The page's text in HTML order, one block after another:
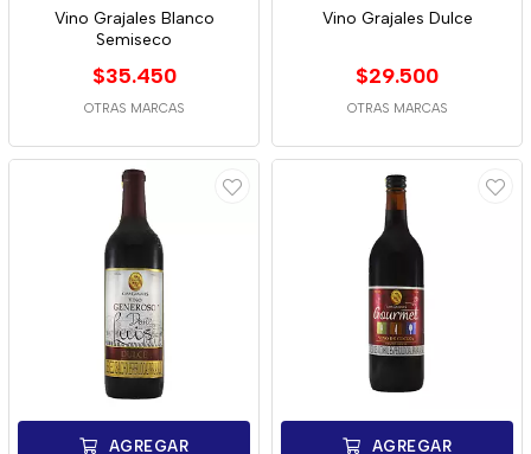
Vino Grajales Blanco
Semiseco
$35.450
OTRAS MARCAS
Vino Grajales Dulce
$29.500
OTRAS MARCAS
AGREGAR AGREGAR